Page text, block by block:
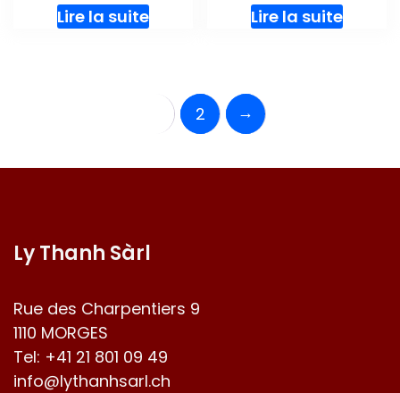
Lire la suite Lire la suite
2 →
Ly Thanh Sàrl
Rue des Charpentiers 9
1110 MORGES
Tel: +41 21 801 09 49
info@lythanhsarl.ch